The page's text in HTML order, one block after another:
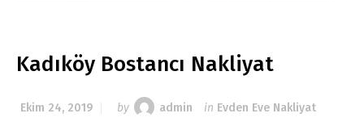
Kadıköy Bostancı Nakliyat
Ekim 24, 2019 by admin in Evden Eve Nakliyat